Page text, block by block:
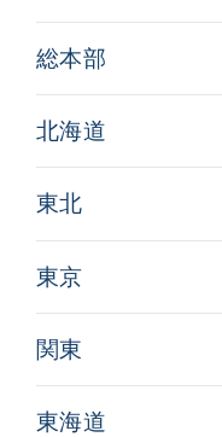
総本部
北海道
東北
東京
関東
東海道